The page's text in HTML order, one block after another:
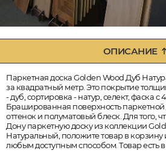
ОПИСАНИЕ
Паркетная доска Golden Wood Дуб
за квадратный метр. Это покрытие
- дуб, сортировка - натур, селект, фаска с
Брашированная поверхность паркетной
оттенок и полуматовый блеск. Для того,
Дону паркетную доску из коллекции
Натуральный, положите товар в корзину
любым доступным способом. Товар есть